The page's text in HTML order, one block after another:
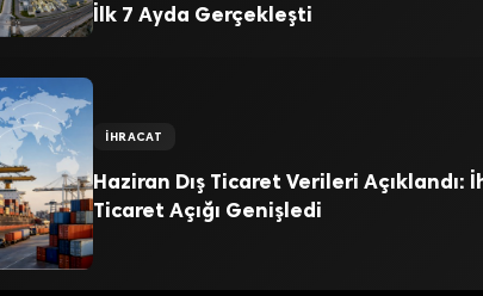
İlk 7 Ayda Gerçekleşti
İHRACAT
Haziran Dış Ticaret Verileri Açıklandı:
Ticaret Açığı Genişledi